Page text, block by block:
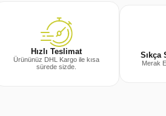
Hızlı Teslimat
Ürününüz DHL Kargo ile kısa
sürede sizde.
Sıkça
Merak